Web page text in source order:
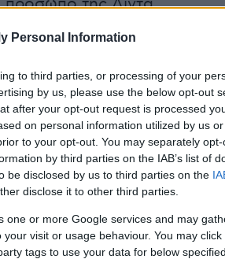
Personal Information
to third parties, or processing of your
by us, please use the below opt-out
after your opt-out request is processed
on personal information utilized by us
to your opt-out. You may separately
by third parties on the IAB’s list of
be disclosed by us to third parties on the
disclose it to other third parties.
one or more Google services and may
visit or usage behaviour. You may
tags to use your data for below
πρόσωπο της Λίντα
διασημότερες γυναίκες
αποτυχημένες πλαστικές
έχουν μετανιώσει.
να παραδεχτεί ότι έχει
τη στιγμή που